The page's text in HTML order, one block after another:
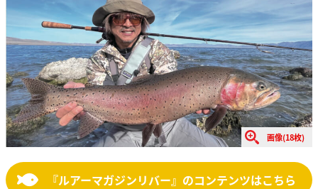
画像(18枚)
『ルアーマガジンリバー』のコンテンツはこちら